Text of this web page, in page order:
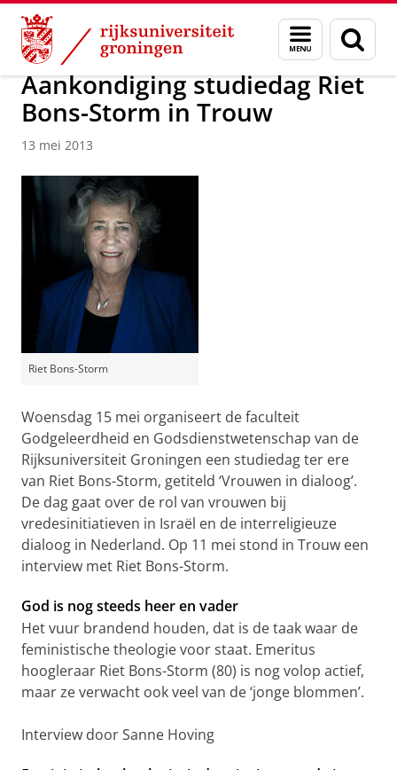
Skip
Content
Skip
Navigation
Menu
en
zoeken
Over ons Actueel Nieuws Nieuwsberichten
Aankondiging studiedag Riet
Bons-Storm in Trouw
13 mei 2013
Riet Bons-Storm
Woensdag 15 mei organiseert de faculteit
Godgeleerdheid en Godsdienstwetenschap van de
Rijksuniversiteit Groningen een studiedag ter ere
van Riet Bons-Storm, getiteld ‘Vrouwen in dialoog’.
De dag gaat over de rol van vrouwen bij
vredesinitiatieven in Israël en de interreligieuze
dialoog in Nederland. Op 11 mei stond in Trouw een
interview met Riet Bons-Storm.
God is nog steeds heer en vader
Het vuur brandend houden, dat is de taak waar de
feministische theologie voor staat. Emeritus
hoogleraar Riet Bons-Storm (80) is nog volop actief,
maar ze verwacht ook veel van de ‘jonge blommen’.
Interview door Sanne Hoving